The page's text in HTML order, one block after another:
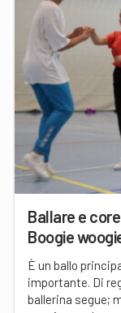
Ballare e
Boogie
È un ballo
importante. Di
ballerina segue;